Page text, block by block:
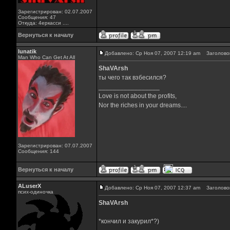
Зарегистрирован: 02.07.2007
Сообщения: 47
Откуда: 4еркасси ....
Вернуться к началу
lunatik
Man Who Can Get At All
Зарегистрирован: 07.07.2007
Сообщения: 144
Добавлено: Ср Ноя 07, 2007 12:19 am
ShaVArsh
ты чего так взбесился?
Love is not about the profits,
Nor the riches in your dreams....
Вернуться к началу
ALuserX
псих-одиночка
Добавлено: Ср Ноя 07, 2007 12:37 am
ShaVArsh
*кончил и закурил*?)